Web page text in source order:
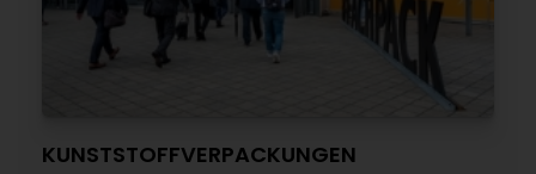
KUNSTSTOFFVERPACKUNGEN